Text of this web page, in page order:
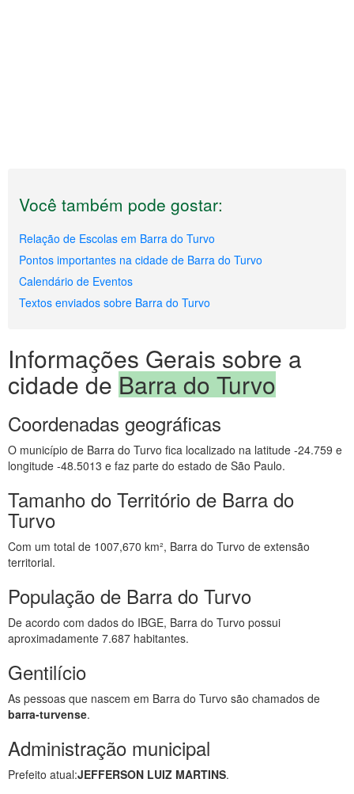
Você também pode gostar:
Relação de Escolas em Barra do Turvo
Pontos importantes na cidade de Barra do Turvo
Calendário de Eventos
Textos enviados sobre Barra do Turvo
Informações Gerais sobre a
cidade de Barra do Turvo
Coordenadas geográficas
O município de Barra do Turvo fica localizado na latitude -24.759 e
longitude -48.5013 e faz parte do estado de São Paulo.
Tamanho do Território de Barra do
Turvo
Com um total de 1007,670 km², Barra do Turvo de extensão
territorial.
População de Barra do Turvo
De acordo com dados do IBGE, Barra do Turvo possui
aproximadamente 7.687 habitantes.
Gentilício
As pessoas que nascem em Barra do Turvo são chamados de
barra-turvense.
Administração municipal
Prefeito atual:JEFFERSON LUIZ MARTINS.